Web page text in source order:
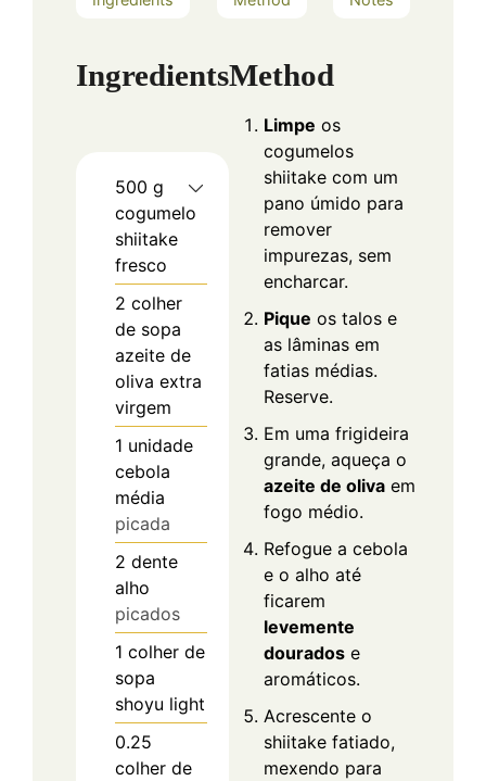
Ingredients
500 g
cogumelo
shiitake
fresco
2 colher
de sopa
azeite de
oliva extra
virgem
1 unidade
cebola
média
picada
2 dente
alho
picados
1 colher de
sopa
shoyu light
0.25
colher de
Method
Limpe os
cogumelos
shiitake com um
pano úmido para
remover
impurezas, sem
encharcar.
Pique os talos e
as lâminas em
fatias médias.
Reserve.
Em uma frigideira
grande, aqueça o
azeite de oliva em
fogo médio.
Refogue a cebola
e o alho até
ficarem
levemente
dourados e
aromáticos.
Acrescente o
shiitake fatiado,
mexendo para